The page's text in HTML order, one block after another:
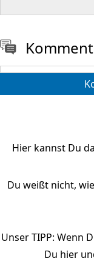
Hier kannst Du
Du weißt nicht,
Unser TIPP: Wenn
Du hier